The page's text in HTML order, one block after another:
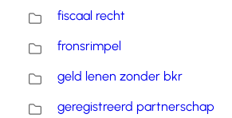
fiscaal recht
fronsrimpel
geld lenen zonder bkr
geregistreerd partnerschap